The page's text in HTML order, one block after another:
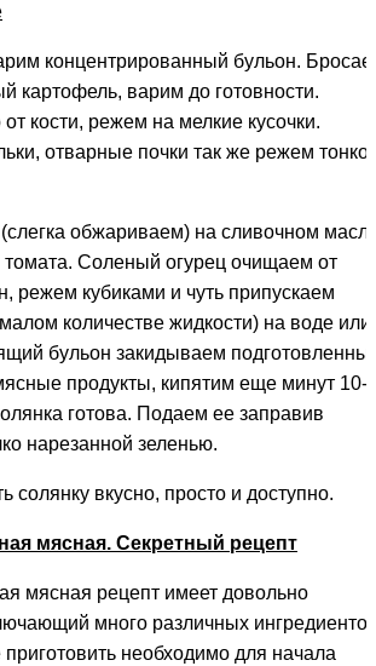
концентрированный бульон.
картофель, варим до готовности.
кости, режем на мелкие кусочки.
отварные почки так же режем
обжариваем) на сливочном
Соленый огурец очищаем от
режем кубиками и чуть припускаем
количестве жидкости) на воде или
бульон закидываем
продукты, кипятим еще минут 10-
готова. Подаем ее заправив
нарезанной зеленью.
солянку вкусно, просто и доступно.
мясная. Секретный рецепт
мясная рецепт имеет довольно
много различных
приготовить необходимо для начала